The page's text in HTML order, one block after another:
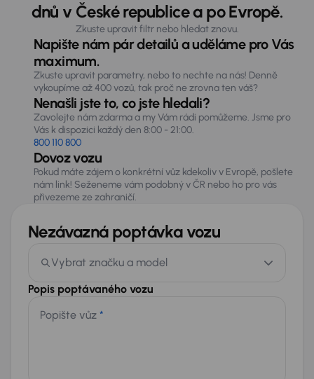
dnů v České republice a po Evropě.
Zkuste upravit filtr nebo hledat znovu.
Napište nám pár detailů a uděláme pro Vás
maximum.
Zkuste upravit parametry, nebo to nechte na nás! Denně
vykoupíme až 400 vozů, tak proč ne zrovna ten váš?
Nenašli jste to, co jste hledali?
Zavolejte nám zdarma a my Vám rádi pomůžeme. Jsme pro
Vás k dispozici každý den 8:00 - 21:00.
800 110 800
Dovoz vozu
Pokud máte zájem o konkrétní vůz kdekoliv v Evropě, pošlete
nám link! Seženeme vám podobný v ČR nebo ho pro vás
přivezeme ze zahraničí.
Nezávazná poptávka vozu
Vybrat značku a model
Popis poptávaného vozu
Popište vůz *